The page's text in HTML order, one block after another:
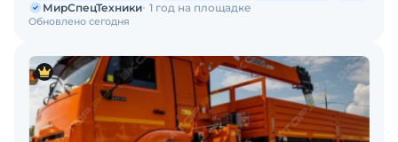
Обновлено сегодня
МирСпецТехники 1 год на площадке